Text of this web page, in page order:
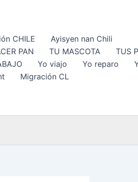
CHILE
Ayisyen nan Chili
PAN
TU MASCOTA
TUS
Yo viajo Yo reparo
Migración CL